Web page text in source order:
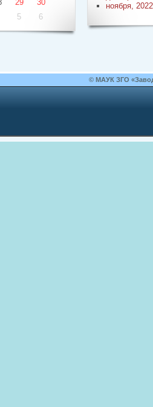
29
30
5 6
ноября, 2022
© МАУК ЗГО